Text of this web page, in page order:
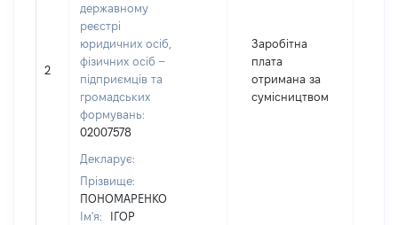
2
державному
реєстрі
юридичних осіб,
фізичних осіб –
підприємців та
громадських
формувань:
02007578
Декларує:
Прізвище:
ПОНОМАРЕНКО
Ім'я:
ІГОР
Заробітна
плата
отримана за
сумісництвом